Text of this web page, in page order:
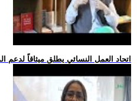
.. اتحاد العمل النسائي يطلق ميثاقاً لدعم